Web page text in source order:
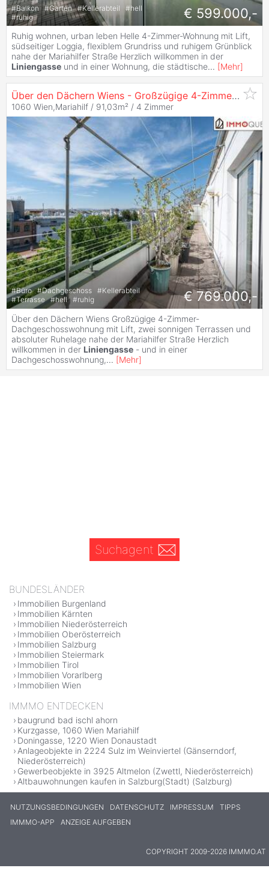
#Balkon #Garten #Kellerabteil #hell
#ruhig € 599.000,-
Ruhig wohnen, urban leben Helle 4-Zimmer-Wohnung mit Lift,
südseitiger Loggia, flexiblem Grundriss und ruhigem Grünblick
nahe der Mariahilfer Straße Herzlich willkommen in der
Liniengasse und in einer Wohnung, die städtische... [Mehr]
Über den Dächern Wiens - Großzügige 4-Zimmer-Dachgeschosswohnung mit Lift, zwei sonnigen Terrassen und absoluter Ruhelage nahe der Mariahilfer Straße
1060 Wien,Mariahilf / 91,03m² / 4 Zimmer
#Büro #Dachgeschoss #Kellerabteil
#Terrasse #hell #ruhig € 769.000,-
Über den Dächern Wiens Großzügige 4-Zimmer-
Dachgeschosswohnung mit Lift, zwei sonnigen Terrassen und
absoluter Ruhelage nahe der Mariahilfer Straße Herzlich
willkommen in der Liniengasse - und in einer
Dachgeschosswohnung,... [Mehr]
Suchagent
BUNDESLÄNDER
Immobilien Burgenland
Immobilien Kärnten
Immobilien Niederösterreich
Immobilien Oberösterreich
Immobilien Salzburg
Immobilien Steiermark
Immobilien Tirol
Immobilien Vorarlberg
Immobilien Wien
IMMMO ENTDECKEN
baugrund bad ischl ahorn
Kurzgasse, 1060 Wien Mariahilf
Doningasse, 1220 Wien Donaustadt
Anlageobjekte in 2224 Sulz im Weinviertel (Gänserndorf,
Niederösterreich)
Gewerbeobjekte in 3925 Altmelon (Zwettl, Niederösterreich)
Altbauwohnungen kaufen in Salzburg(Stadt) (Salzburg)
NUTZUNGSBEDINGUNGEN DATENSCHUTZ IMPRESSUM
TIPPS
IMMMO-APP
ANZEIGE AUFGEBEN
COPYRIGHT 2009-2026 IMMMO.AT